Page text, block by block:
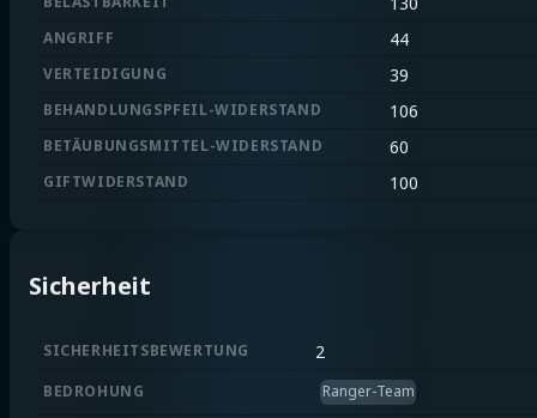
ANGRIFF 44
VERTEIDIGUNG 39
BEHANDLUNGSPFEIL-WIDERSTAND 106
BETÄUBUNGSMITTEL-WIDERSTAND 60
GIFTWIDERSTAND 100
Sicherheit
SICHERHEITSBEWERTUNG 2
BEDROHUNG
Ranger-Team